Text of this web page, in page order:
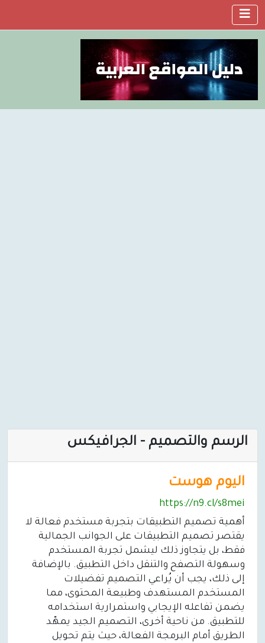
الرسم والتصميم - الجرافيكس
اليوم هوست
https://n9.cl/s8mei
أهمية تصميم التطبيقات بتجربة مستخدم فعالة لا
يقتصر تصميم التطبيقات على الجوانب الجمالية
فقط، بل يتجاوز ذلك ليشمل تجربة المستخدم
وسهولة التصفح والتنقل داخل التطبيق. بالإضافة
إلى ذلك، يجب أن يُراعي التصميم تفضيلات
المستخدم المستهدف وطبيعة المحتوى، مما
يضمن تفاعله الإيجابي واستمرارية استخدامه
للتطبيق. من ناحية أخرى، التصميم الجيد يمهّد
الطريق أمام البرمجة الفعالة، حيث يتم تحويل